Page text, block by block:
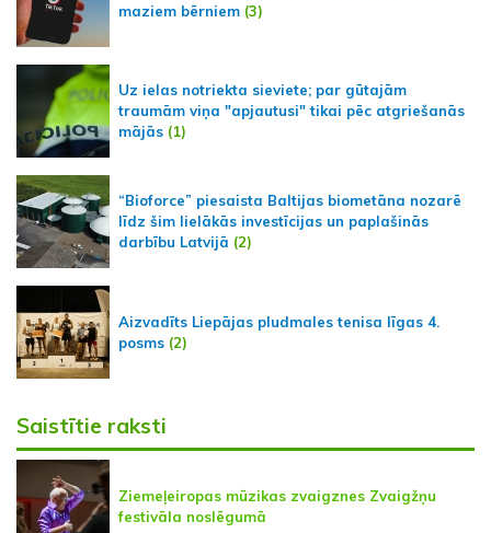
maziem bērniem (3)
Uz ielas notriekta sieviete; par gūtajām
traumām viņa "apjautusi" tikai pēc atgriešanās
mājās (1)
“Bioforce” piesaista Baltijas biometāna nozarē
līdz šim lielākās investīcijas un paplašinās
darbību Latvijā (2)
Aizvadīts Liepājas pludmales tenisa līgas 4.
posms (2)
Saistītie raksti
Ziemeļeiropas mūzikas zvaigznes Zvaigžņu
festivāla noslēgumā